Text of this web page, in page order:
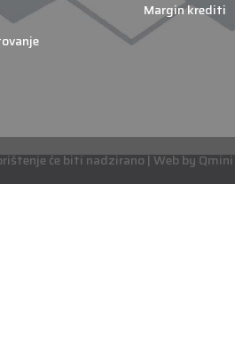
Margin krediti
će biti nadzirano | Web by Qmini